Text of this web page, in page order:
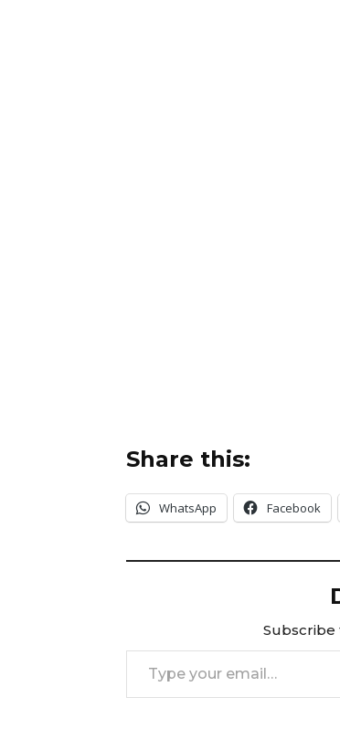
Share this:
WhatsApp Facebook
Subscribe
Type your email…